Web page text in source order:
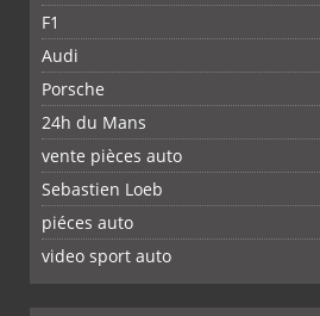
FACEBOOKTWITTER
F1
Audi
Porsche
24h du Mans
vente pièces auto
Sebastien Loeb
piéces auto
video sport auto